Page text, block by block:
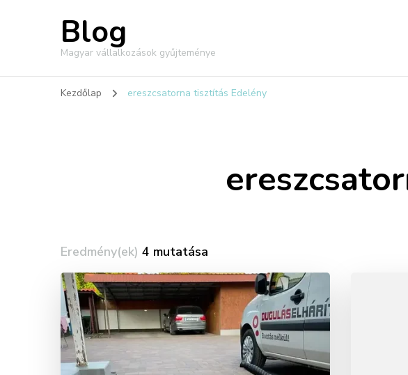
Blog
Magyar vállalkozások gyűjteménye
Kezdőlap ereszcsatorna tisztítás Edelény
Eredmény(ek) 4 mutatása